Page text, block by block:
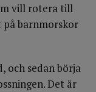
vill rotera till
barnmorskor
och sedan börja
Det är